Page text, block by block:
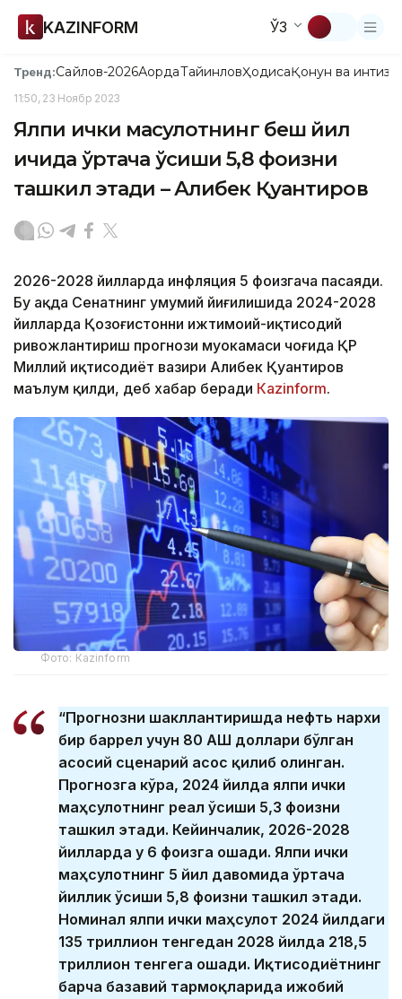
KAZINFORM ЎЗ
Тренд:Сайлов-2026АқордаТайинловҲодисаҚонун ва
11:50, 23 Ноябр 2023
Ялпи ички маҳсулотнинг беш йил
ичида ўртача ўсиши 5,8 фоизни
ташкил этади – Алибек Қуантиров
2026-2028 йилларда инфляция 5 фоизгача пасаяди.
Бу ҳақда Сенатнинг умумий йиғилишида 2024-2028
йилларда Қозоғистонни ижтимоий-иқтисодий
ривожлантириш прогнози муҳокамаси чоғида ҚР
Миллий иқтисодиёт вазири Алибек Қуантиров
маълум қилди, деб хабар беради Каzinform.
Фото: Каzinform
“Прогнозни шакллантиришда нефть нархи
бир баррел учун 80 АҚШ доллари бўлган
асосий сценарий асос қилиб олинган.
Прогнозга кўра, 2024 йилда ялпи ички
маҳсулотнинг реал ўсиши 5,3 фоизни
ташкил этади. Кейинчалик, 2026-2028
йилларда у 6 фоизга ошади. Ялпи ички
маҳсулотнинг 5 йил давомида ўртача
йиллик ўсиши 5,8 фоизни ташкил этади.
Номинал ялпи ички маҳсулот 2024 йилдаги
135 триллион тенгедан 2028 йилда 218,5
триллион тенгега ошади. Иқтисодиётнинг
барча базавий тармоқларида ижобий